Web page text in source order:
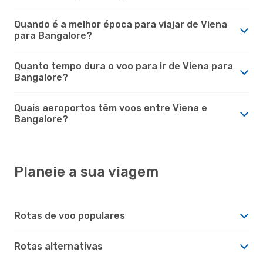
Quando é a melhor época para viajar de Viena
para Bangalore?
Quanto tempo dura o voo para ir de Viena para
Bangalore?
Quais aeroportos têm voos entre Viena e
Bangalore?
Planeie a sua viagem
Rotas de voo populares
Rotas alternativas